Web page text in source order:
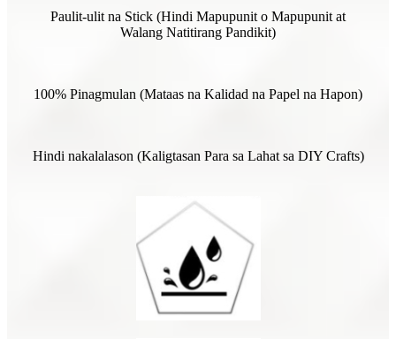
Paulit-ulit na Stick (Hindi Mapupunit o Mapupunit at
Walang Natitirang Pandikit)
100% Pinagmulan (Mataas na Kalidad na Papel na Hapon)
Hindi nakalalason (Kaligtasan Para sa Lahat sa DIY Crafts)